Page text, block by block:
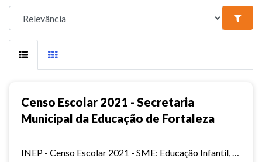
Censo Escolar 2021 - Secretaria
Municipal da Educação de Fortaleza